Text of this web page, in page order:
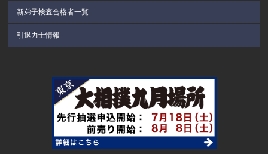
新弟子検査合格者一覧
引退力士情報